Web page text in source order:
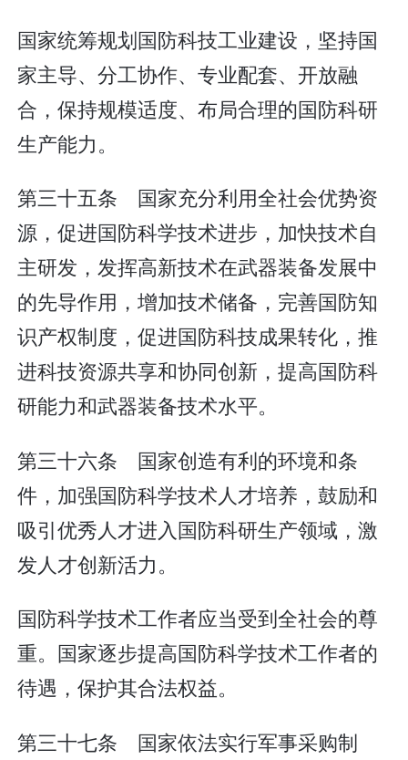
国家统筹规划国防科技工业建设，坚持国
家主导、分工协作、专业配套、开放融
合，保持规模适度、布局合理的国防科研
生产能力。
第三十五条 国家充分利用全社会优势资
源，促进国防科学技术进步，加快技术自
主研发，发挥高新技术在武器装备发展中
的先导作用，增加技术储备，完善国防知
识产权制度，促进国防科技成果转化，推
进科技资源共享和协同创新，提高国防科
研能力和武器装备技术水平。
第三十六条 国家创造有利的环境和条
件，加强国防科学技术人才培养，鼓励和
吸引优秀人才进入国防科研生产领域，激
发人才创新活力。
国防科学技术工作者应当受到全社会的尊
重。国家逐步提高国防科学技术工作者的
待遇，保护其合法权益。
第三十七条 国家依法实行军事采购制